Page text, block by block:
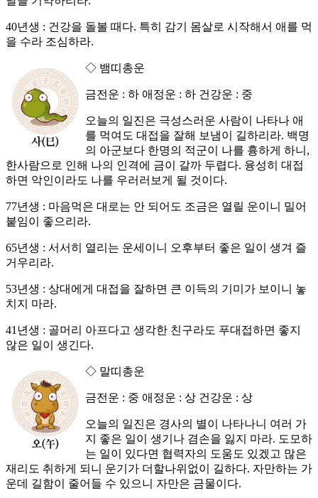
40년생 : 건강을 돌볼 때다. 특히 감기 몸살로 시작해서 애를 먹
을 수라 조심하라.
◇ 뱀띠총운
금전운 : 하 애정운 : 하 건강운 : 중
오늘의 일진은 극성스러운 사람이 나타나 애
를 먹여도 대접을 잘해 보냄이 길하리라. 백명
의 아군보다 한명의 적군이 나를 흉하게 하니,
한사람으로 인해 나의 인격에 금이 갈까 두렵다. 융성히 대접
하면 악인이라도 나를 우러러보게 될 것이다.
77년생 : 마음먹은 대로는 안 되어도 조금은 열릴 운이니 밀어
붙임이 좋으리라.
65년생 : 서서히 열리는 운세이니 오후부터 좋은 일이 생겨 즐
거우리라.
53년생 : 상대에게 대접을 잘하면 큰 이득의 기미가 보이니 놓
치지 마라.
41년생 : 골머리 아프다고 생각한 친구라도 푸대접하면 좋지
않은 일이 생긴다.
◇ 말띠총운
금전운 : 중 애정운 : 상 건강운 : 상
오늘의 일진은 경사의 별이 나타나니 여러 가
지 좋은 일이 생기나 겸손을 잃지 마라. 도모하
는 일이 있다면 협력자의 도움도 있겠고 많은
재리도 취하게 되니 운기가 더할나위없이 길하다. 자만하는 가
운데 길함이 줄어들 수 있으니 자만은 금물이다.